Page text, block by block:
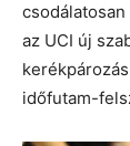
az UCI új
időfutam-